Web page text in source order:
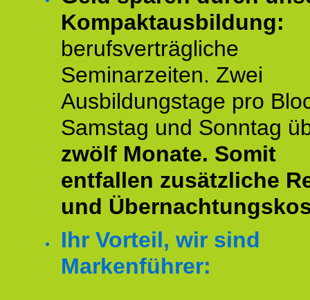
Kompaktausbildung:
berufsverträgliche
Seminarzeiten. Zwei
Ausbildungstage pro
Samstag und Sonntag
zwölf Monate. Somit
entfallen zusätzliche
und
Ihr Vorteil, wir sind
Markenführer: